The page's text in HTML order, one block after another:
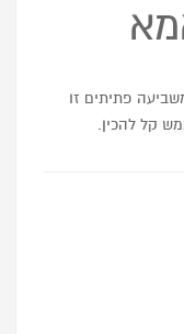
פתיתים זו
קל להכין.